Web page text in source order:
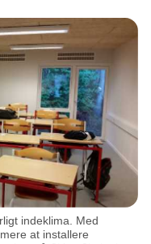
indeklima. Med
at installere